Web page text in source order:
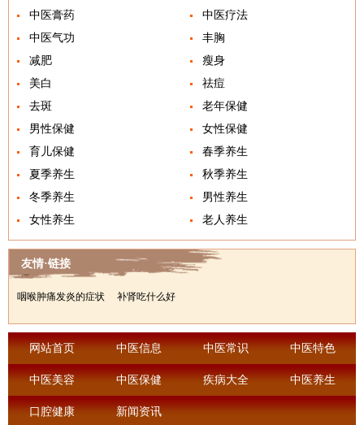
中医膏药
中医疗法
中医气功
丰胸
减肥
瘦身
美白
祛痘
去斑
老年保健
男性保健
女性保健
育儿保健
春季养生
夏季养生
秋季养生
冬季养生
男性养生
女性养生
老人养生
友情·链接
咽喉肿痛发炎的症状 补肾吃什么好
网站首页 中医信息 中医常识 中医特色
中医美容 中医保健 疾病大全 中医养生
口腔健康 新闻资讯